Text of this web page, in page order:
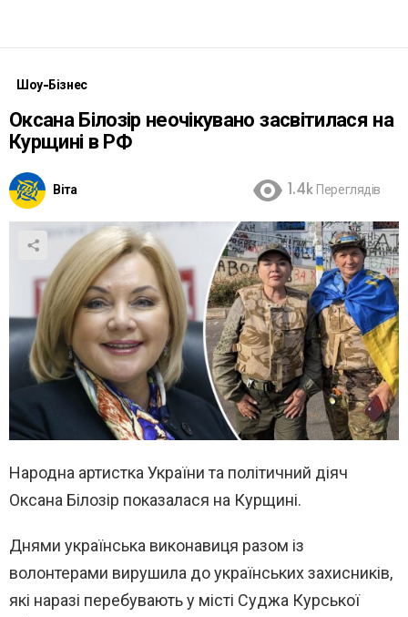
Шоу-Бізнес
Оксана Білозір неочікувано засвітилася на
Курщині в РФ
Віта 1.4k Переглядів
Народна артистка України та політичний діяч
Оксана Білозір показалася на Курщині.
Днями українська виконавиця разом із
волонтерами вирушила до українських захисників,
які наразі перебувають у місті Суджа Курської